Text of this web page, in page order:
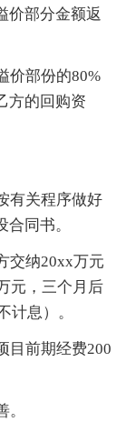
价部分金额返
部份的80%
方的回购资
关程序做好
同书。
纳20xx万元
元，三个月后
计息）。
前期经费200